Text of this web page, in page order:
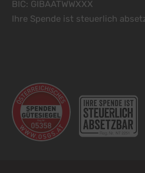
BIC: GIBAATWWXXX
Ihre Spende ist steuerlich